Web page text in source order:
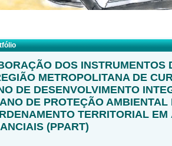
DOS INSTRUMENTOS
METROPOLITANA DE
DE DESENVOLVIMENTO
DE PROTEÇÃO AMBIENTAL
TERRITORIAL EM
(PPART)